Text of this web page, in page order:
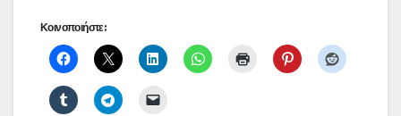
Κοινοποιήστε: